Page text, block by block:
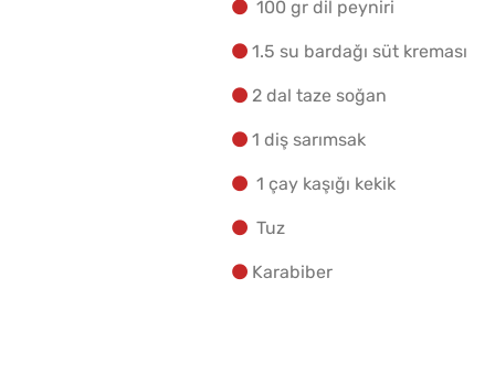
100 gr dil peyniri
1.5 su bardağı süt kreması
2 dal taze soğan
1 diş sarımsak
1 çay kaşığı kekik
Tuz
Karabiber